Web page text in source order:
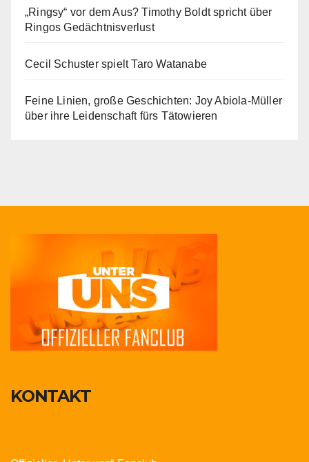
„Ringsy“ vor dem Aus? Timothy Boldt spricht über
Ringos Gedächtnisverlust
Cecil Schuster spielt Taro Watanabe
Feine Linien, große Geschichten: Joy Abiola-Müller
über ihre Leidenschaft fürs Tätowieren
KONTAKT